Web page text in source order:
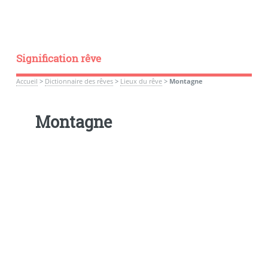
Signification rêve
Accueil > Dictionnaire des rêves> Lieux du rêve> Montagne
Montagne